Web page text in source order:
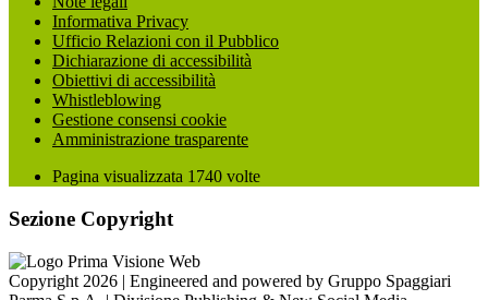
Informativa Privacy
Ufficio Relazioni con il Pubblico
Dichiarazione di accessibilità
Obiettivi di accessibilità
Whistleblowing
Gestione consensi cookie
Amministrazione trasparente
Pagina visualizzata 1740 volte
Sezione Copyright
Copyright 2026 | Engineered and powered by Gruppo Spaggiari